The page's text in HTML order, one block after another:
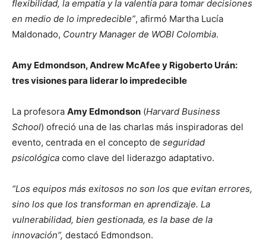
flexibilidad, la empatía y la valentía para tomar decisiones
en medio de lo impredecible”, afirmó Martha Lucía
Maldonado, Country Manager de WOBI Colombia.
Amy Edmondson, Andrew McAfee y Rigoberto Urán:
tres visiones para liderar lo impredecible
La profesora Amy Edmondson (Harvard Business
School) ofreció una de las charlas más inspiradoras del
evento, centrada en el concepto de seguridad
psicológica como clave del liderazgo adaptativo.
“Los equipos más exitosos no son los que evitan errores,
sino los que los transforman en aprendizaje. La
vulnerabilidad, bien gestionada, es la base de la
innovación”, destacó Edmondson.